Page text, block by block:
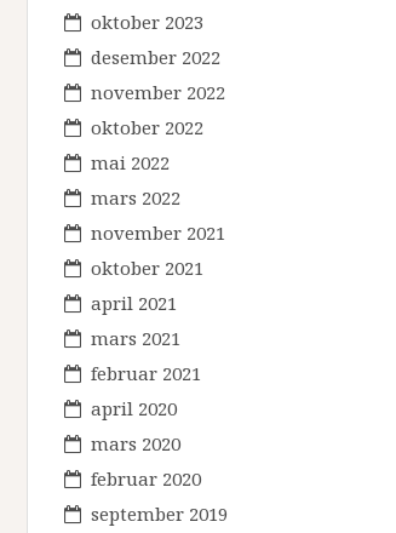
oktober 2023
desember 2022
november 2022
oktober 2022
mai 2022
mars 2022
november 2021
oktober 2021
april 2021
mars 2021
februar 2021
april 2020
mars 2020
februar 2020
september 2019